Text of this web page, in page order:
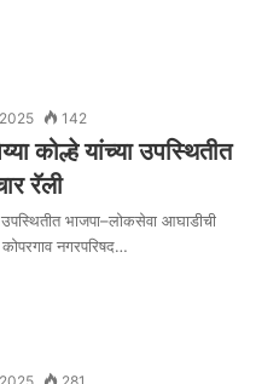
142
कोल्हे यांच्या उपस्थितीत
रॅली
भाजपा–लोकसेवा आघाडीची
नगरपरिषद…
281